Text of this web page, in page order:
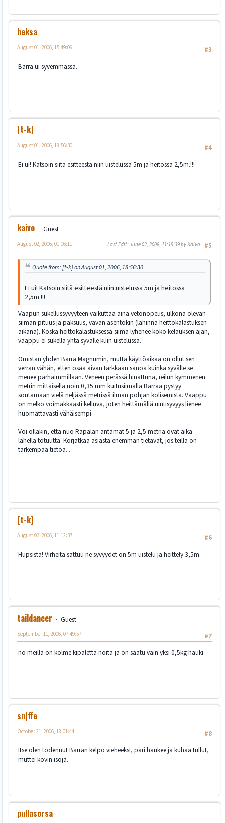
heksa
#3
August 01, 2006, 15:49:09
Barra ui syvemmässä.
[t-k]
#4
August 01, 2006, 18:56:30
Ei ui! Katsoin siitä esitteestä niin uistelussa 5m ja heitossa 2,5m.!!!
kaivo
Guest
#5
August 02, 2006, 01:06:11 Last Edit: June 02, 2008, 11:19:39 by Kaivo
Quote from: [t-k] on August 01, 2006, 18:56:30
Ei ui! Katsoin siitä esitteestä niin uistelussa 5m ja heitossa
2,5m.!!!
Vaapun sukellussyvyyteen vaikuttaa aina vetonopeus, ulkona olevan
siiman pituus ja paksuus, vavan asentokin (lähinnä heittokalastuksen
aikana). Koska heittokalastuksessa siima lyhenee koko kelauksen ajan,
vaappu ei sukella yhtä syvälle kuin uistelussa.
Omistan yhden Barra Magnumin, mutta käyttöaikaa on ollut sen
verran vähän, etten osaa aivan tarkkaan sanoa kuinka syvälle se
menee parhaimmillaan. Veneen perässä hinattuna, reilun kymmenen
metrin mittaisella noin 0,35 mm kuitusiimalla Barraa pystyy
soutamaan vielä neljässä metrissä ilman pohjan kolisemista. Vaappu
on melko voimakkaasti kelluva, joten heittämällä uintisyvyys lienee
huomattavasti vähäisempi.
Voi ollakin, että nuo Rapalan antamat 5 ja 2,5 metriä ovat aika
lähellä totuutta. Korjatkaa asiasta enemmän tietävät, jos teillä on
tarkempaa tietoa...
[t-k]
#6
August 03, 2006, 11:12:37
Hupsista! Virheitä sattuu ne syvyydet on 5m uistelu ja heittely 3,5m.
taildancer
Guest
#7
September 11, 2006, 07:49:57
no meillä on kolme kipaletta noita ja on saatu vain yksi 0,5kg hauki
sn|ffe
#8
October 21, 2006, 18:01:44
Itse olen todennut Barran kelpo vieheeksi, pari haukee ja kuhaa tullut,
muttei kovin isoja.
pullasorsa